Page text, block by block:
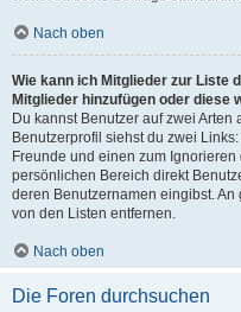
Nach oben
Wie kann ich Mitglieder zur Liste
Mitglieder hinzufügen oder diese
Du kannst Benutzer auf zwei
Benutzerprofil siehst du zwei
Freunde und einen zum
persönlichen Bereich direkt
deren Benutzernamen eingibst.
von den Listen entfernen.
Nach oben
Die Foren durchsuchen